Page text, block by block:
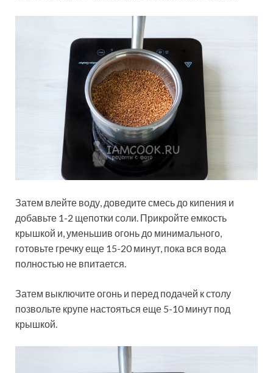
Затем влейте воду, доведите смесь до кипения и
добавьте 1-2 щепотки соли. Прикройте емкость
крышкой и, уменьшив огонь до минимального,
готовьте гречку еще 15-20 минут, пока вся вода
полностью не впитается.
Затем выключите огонь и перед подачей к столу
позвольте крупе настояться еще 5-10 минут под
крышкой.